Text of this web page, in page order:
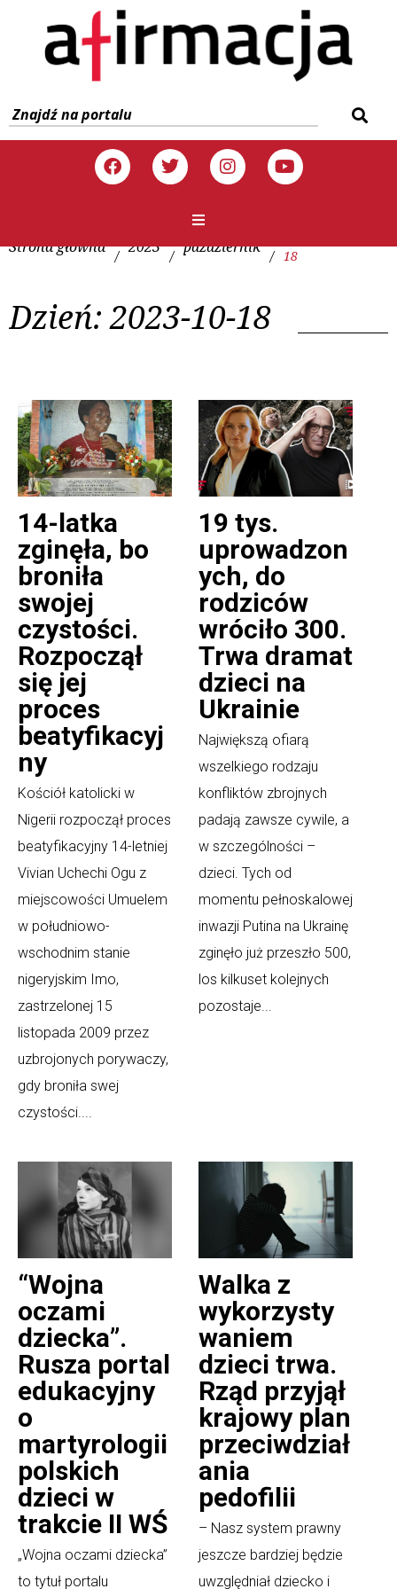
Strona główna / 2023 / październik / 18
Dzień:2023-10-18
14-latka
zginęła, bo
broniła
swojej
czystości.
Rozpoczął
się jej
proces
beatyfikacyj
ny
Kościół katolicki w
Nigerii rozpoczął proces
beatyfikacyjny 14-letniej
Vivian Uchechi Ogu z
miejscowości Umuelem
w południowo-
wschodnim stanie
nigeryjskim Imo,
zastrzelonej 15
listopada 2009 przez
uzbrojonych porywaczy,
gdy broniła swej
czystości....
19 tys.
uprowadzon
ych, do
rodziców
wróciło 300.
Trwa dramat
dzieci na
Ukrainie
Największą ofiarą
wszelkiego rodzaju
konfliktów zbrojnych
padają zawsze cywile, a
w szczególności –
dzieci. Tych od
momentu pełnoskalowej
inwazji Putina na Ukrainę
zginęło już przeszło 500,
los kilkuset kolejnych
pozostaje...
“Wojna
oczami
dziecka”.
Rusza portal
edukacyjny
o
martyrologii
polskich
dzieci w
trakcie II WŚ
„Wojna oczami dziecka”
to tytuł portalu
Walka z
wykorzysty
waniem
dzieci trwa.
Rząd przyjął
krajowy plan
przeciwdział
ania
pedofilii
– Nasz system prawny
jeszcze bardziej będzie
uwzględniał dziecko i